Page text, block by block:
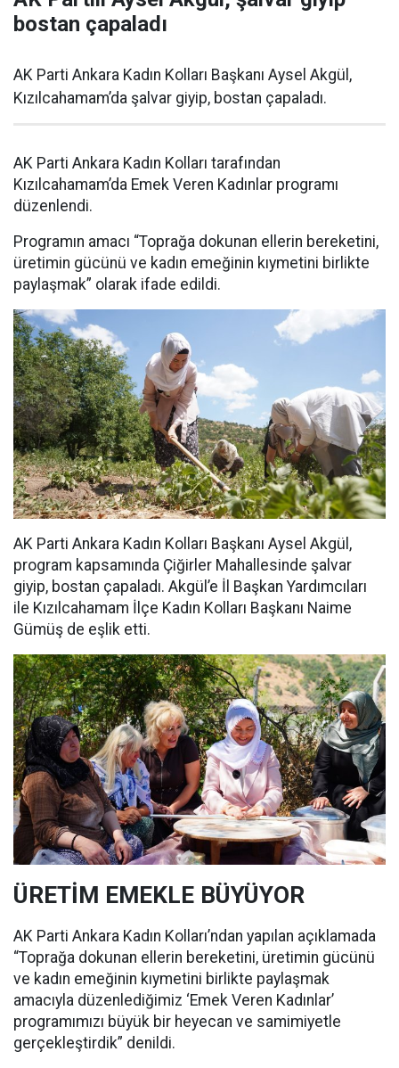
bostan çapaladı
AK Parti Ankara Kadın Kolları Başkanı Aysel Akgül,
Kızılcahamam’da şalvar giyip, bostan çapaladı.
AK Parti Ankara Kadın Kolları tarafından
Kızılcahamam’da Emek Veren Kadınlar programı
düzenlendi.
Programın amacı “Toprağa dokunan ellerin bereketini,
üretimin gücünü ve kadın emeğinin kıymetini birlikte
paylaşmak” olarak ifade edildi.
AK Parti Ankara Kadın Kolları Başkanı Aysel Akgül,
program kapsamında Çiğirler Mahallesinde şalvar
giyip, bostan çapaladı. Akgül’e İl Başkan Yardımcıları
ile Kızılcahamam İlçe Kadın Kolları Başkanı Naime
Gümüş de eşlik etti.
ÜRETİM EMEKLE BÜYÜYOR
AK Parti Ankara Kadın Kolları’ndan yapılan açıklamada
“Toprağa dokunan ellerin bereketini, üretimin gücünü
ve kadın emeğinin kıymetini birlikte paylaşmak
amacıyla düzenlediğimiz ‘Emek Veren Kadınlar’
programımızı büyük bir heyecan ve samimiyetle
gerçekleştirdik” denildi.